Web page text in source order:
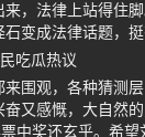
，法律上站得住
变成法律话题，
吃瓜热议
围观，各种猜测
又感慨，大自然
中奖还玄乎。希